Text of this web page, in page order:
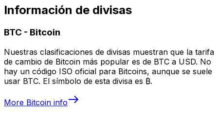
Información de divisas
BTC - Bitcoin
Nuestras clasificaciones de divisas muestran que la tarifa
de cambio de Bitcoin más popular es de BTC a USD. No
hay un código ISO oficial para Bitcoins, aunque se suele
usar BTC. El símbolo de esta divisa es ₿.
More Bitcoin info